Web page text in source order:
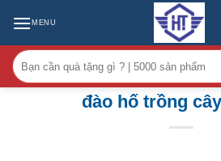
MENU
Tìm
kiếm:
đào hố trồng